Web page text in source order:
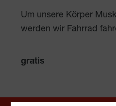
Um unsere Körper
werden wir Fahrrad
gratis